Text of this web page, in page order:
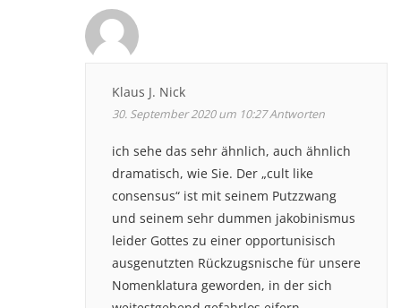
Klaus J. Nick
30. September 2020 um 10:27Antworten
ich sehe das sehr ähnlich, auch ähnlich
dramatisch, wie Sie. Der „cult like
consensus“ ist mit seinem Putzzwang
und seinem sehr dummen jakobinismus
leider Gottes zu einer opportunisisch
ausgenutzten Rückzugsnische für unsere
Nomenklatura geworden, in der sich